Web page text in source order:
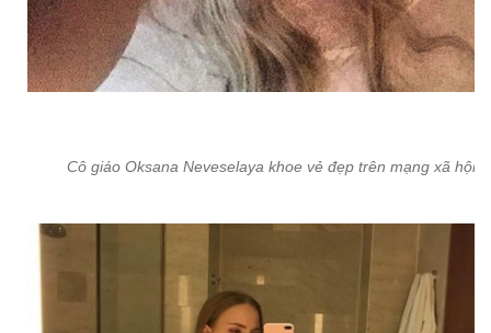
Cô giáo Oksana Neveselaya khoe vẻ đẹp trên mạng xã hội